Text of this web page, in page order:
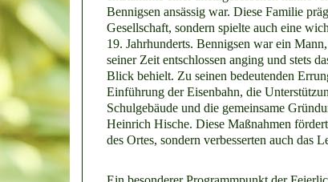
Bennigsen ansässig war. Diese Familie
Gesellschaft, sondern spielte auch eine
19. Jahrhunderts. Bennigsen war ein
seiner Zeit entschlossen anging und stets
Blick behielt. Zu seinen bedeutenden
Einführung der Eisenbahn, die
Schulgebäude und die gemeinsame
Heinrich Hische. Diese Maßnahmen
des Ortes, sondern verbesserten auch das